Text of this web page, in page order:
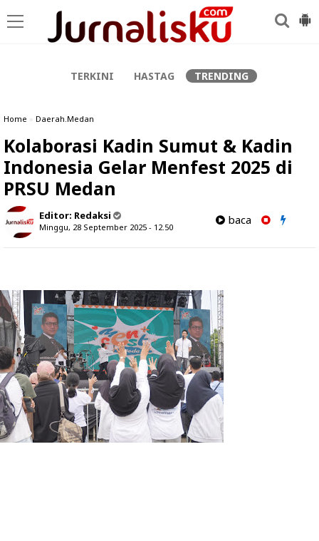
TERKINI HASTAG TRENDING
Home » Daerah.Medan
Kolaborasi Kadin Sumut & Kadin
Indonesia Gelar Menfest 2025 di
PRSU Medan
Editor: Redaksi
Minggu, 28 September 2025 - 12.50
baca